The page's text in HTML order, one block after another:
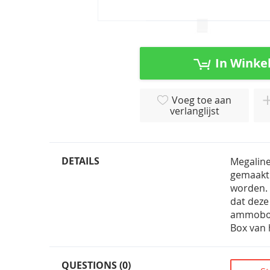
In
Voeg toe aan
verlanglijst
DETAILS
worden.
dat
Box van
QUESTIONS (0)